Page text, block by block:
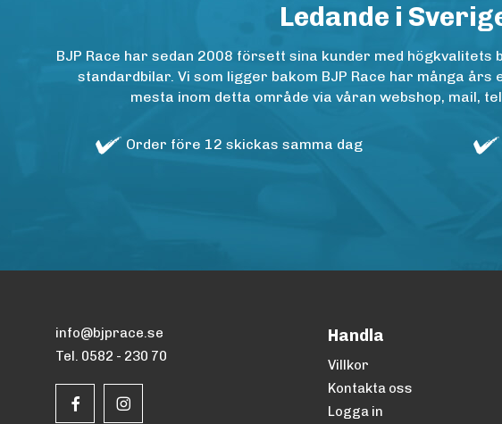
Ledande i
BJP Race har sedan 2008 försett sina kunder med
standardbilar. Vi som ligger bakom BJP Race har många
mesta inom detta område via våran webshop, mail,
Order före 12 skickas samma dag
info@bjprace.se
Tel. 0582 - 230 70
Handla
Villkor
Kontakta oss
Logga in